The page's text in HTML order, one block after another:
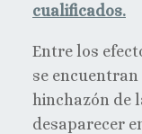
cualificados.
Entre los
se
hinchazón de
desaparecer